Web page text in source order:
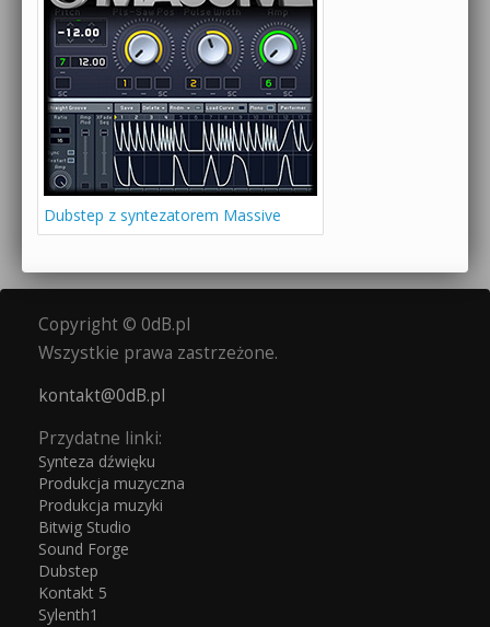
Dubstep z syntezatorem Massive
Copyright © 0dB.pl
Wszystkie prawa zastrzeżone.
kontakt@0dB.pl
Przydatne linki:
Synteza dźwięku
Produkcja muzyczna
Produkcja muzyki
Bitwig Studio
Sound Forge
Dubstep
Kontakt 5
Sylenth1